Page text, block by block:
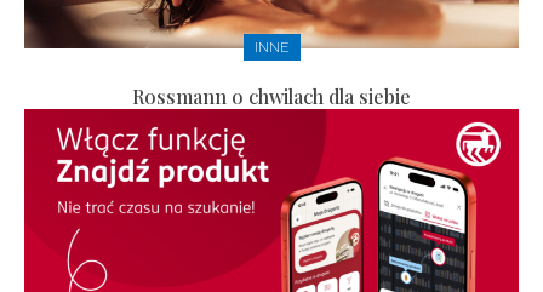
INNE
Rossmann o chwilach dla siebie